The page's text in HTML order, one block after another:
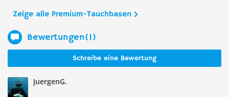
Zeige alle Premium-Tauchbasen
Bewertungen(1)
Schreibe eine Bewertung
JuergenG.